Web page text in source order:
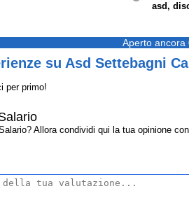
asd,
Aperto ancora
su Asd Settebagni
per primo!
Allora condividi qui la tua opinione